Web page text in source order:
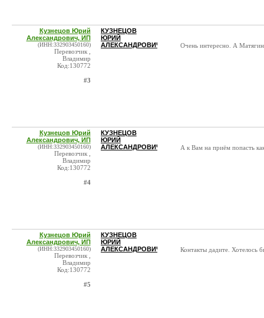
Кузнецов Юрий
Александрович, ИП
(ИНН:332903450160)
Перевозчик ,
Владимир
Код:130772
#3
КУЗНЕЦОВ
ЮРИЙ
АЛЕКСАНДРОВИЧ
Очень интересно. А Матягин
Кузнецов Юрий
Александрович, ИП
(ИНН:332903450160)
Перевозчик ,
Владимир
Код:130772
#4
КУЗНЕЦОВ
ЮРИЙ
АЛЕКСАНДРОВИЧ
А к Вам на приём попасть
Кузнецов Юрий
Александрович, ИП
(ИНН:332903450160)
Перевозчик ,
Владимир
Код:130772
#5
КУЗНЕЦОВ
ЮРИЙ
АЛЕКСАНДРОВИЧ
Контакты дадите. Хотелось